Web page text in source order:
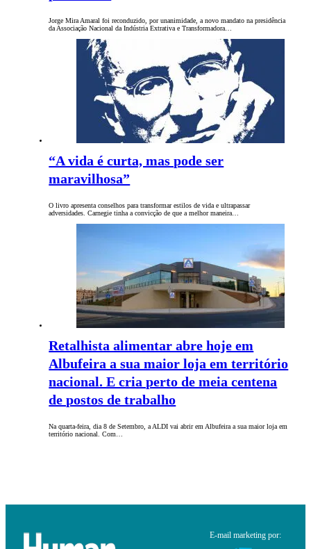
Jorge Mira Amaral foi reconduzido, por unanimidade, a novo mandato na presidência
da Associação Nacional da Indústria Extrativa e Transformadora…
“A vida é curta, mas pode ser
maravilhosa”
O livro apresenta conselhos para transformar estilos de vida e ultrapassar
adversidades. Carnegie tinha a convicção de que a melhor maneira…
Retalhista alimentar abre hoje em
Albufeira a sua maior loja em território
nacional. E cria perto de meia centena
de postos de trabalho
Na quarta-feira, dia 8 de Setembro, a ALDI vai abrir em Albufeira a sua maior loja em
território nacional. Com…
E-mail marketing por: